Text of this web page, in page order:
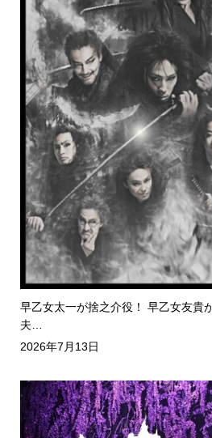
早乙女太一が捨之介役！ 早乙女友貴
夫…
2026年7月13日